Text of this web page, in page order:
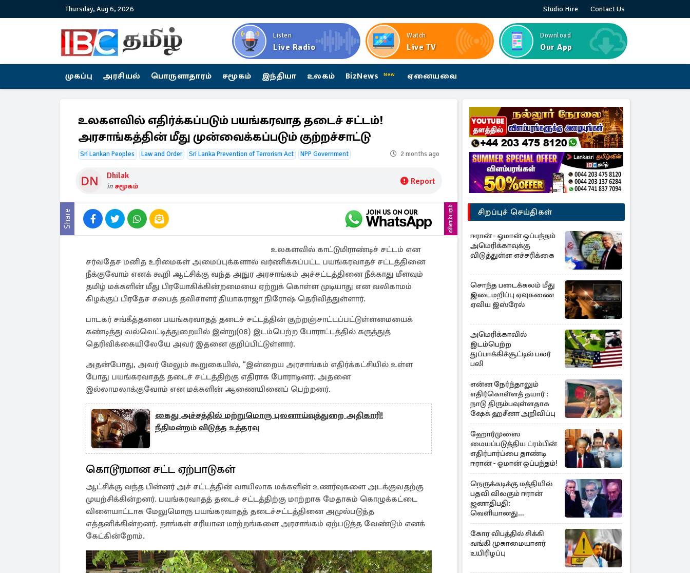
Thursday, Aug 6, 2026 Studio Hire Contact Us
Listen
Live Radio
Watch
Live TV
Download
Our App
முகப்பு அரசியல் பொருளாதாரம் சமூகம் இந்தியா உலகம் BizNews New ஏனையவை
உலகளவில் எதிர்க்கப்படும் பயங்கரவாத தடைச் சட்டம்!
அரசாங்கத்தின் மீது முன்வைக்கப்படும் குற்றச்சாட்டு
Sri Lankan Peoples Law and Order Sri Lanka Prevention of Terrorism Act NPP Government 2 months ago
Dhilak
in சமூகம் Report
Share விளம்பரம்
உலகளவில் காட்டுமிராண்டிச் சட்டம் என
சர்வதேச மனித உரிமைகள் அமைப்புக்களால் வர்ணிக்கப்பட்ட பயங்கரவாதச் சட்டத்தினை
நீக்குவோம் எனக் கூறி ஆட்சிக்கு வந்த அநுர அரசாங்கம் அச்சட்டத்தினை நீக்காது மீளவும்
தமிழ் மக்களின் மீது பிரயோகிக்கின்றமையை ஏற்றுக் கொள்ள முடியாது என வலிகாமம்
கிழக்குப் பிரதேச சபைத் தவிசாளர் தியாகராஜா நிரோஷ் தெரிவித்துள்ளார்.
பாடகர் சங்கீத்தனை பயங்கரவாதத் தடைச் சட்டத்தின் குற்றஞ்சாட்டப்பட்டுள்ளமையைக்
கண்டித்து வல்வெட்டித்துறையில் இன்று(08) இடம்பெற்ற போராட்டத்தில் கருத்துத்
தெரிவிக்கையிலேயே அவர் இதனை குறிப்பிட்டுள்ளார்.
அதன்போது, அவர் மேலும் கூறுகையில், “இன்றைய அரசாங்கம் எதிர்க்கட்சியில் உள்ள
போது பயங்கரவாதத் தடைச் சட்டத்திற்கு எதிராக போராடினர். அதனை
இல்லாமலாக்குவோம் என மக்களின் ஆணையினைப் பெற்றனர்.
கைது அச்சத்தில் மற்றுமொரு புலனாய்வுத்துறை அதிகாரி!
நீதிமன்றம் விடுத்த உத்தரவு
கொடூரமான சட்ட ஏற்பாடுகள்
ஆட்சிக்கு வந்த பின்னர் அச் சட்டத்தின் வாயிலாக மக்களின் உணர்வுகளை அடக்குவதற்கு
முயற்சிக்கின்றனர். பயங்கரவாதத் தடைச் சட்டத்திற்கு மாற்றாக மேதாகம் கொழுக்கட்டை
விளையாட்டாக மேலுமொரு பயங்கரவாதத் தடைச்சட்டத்தினை அமுல்படுத்த
எத்தனிக்கின்றனர். நாங்கள் சரியான மாற்றங்களை அரசாங்கம் ஏற்படுத்த வேண்டும் எனக்
கேட்கின்றோம்.
சிறப்புச் செய்திகள்
ஈரான் - ஓமான் ஒப்பந்தம்
அமெரிக்காவுக்கு
விடுத்துள்ள எச்சரிக்கை
சொந்த படைக்கலம் மீது
இடைமறிப்பு ஏவுகணை
ஏவிய இஸ்ரேல்
அமெரிக்காவில்
இடம்பெற்ற
துப்பாக்கிச்சூட்டில் பலர்
பலி
என்ன நேர்ந்தாலும்
எதிர்கொள்ளத் தயார் :
நாடு திரும்பவுள்ளதாக
ஷேக் ஹசீனா அறிவிப்பு
ஹோர்முஸை
மையப்படுத்திய ட்ரம்பின்
எதிர்பார்ப்பை தாண்டி
ஈரான் - ஓமான் ஒப்பந்தம்!
நெருக்கடிக்கு மத்தியில்
பதவி விலகும் ஈரான்
ஜனாதிபதி:
வெளியானது
சர்ச்சையின் உண்மை
நிலை
கோர விபத்தில் சிக்கி
வங்கி முகாமையாளர்
உயிரிழப்பு